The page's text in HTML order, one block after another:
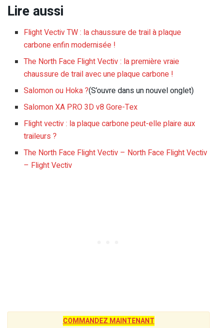
Lire aussi
Flight Vectiv TW : la chaussure de trail à plaque
carbone enfin modernisée !
The North Face Flight Vectiv : la première vraie
chaussure de trail avec une plaque carbone !
Salomon ou Hoka ?(S’ouvre dans un nouvel onglet)
Salomon XA PRO 3D v8 Gore-Tex
Flight vectiv : la plaque carbone peut-elle plaire aux
traileurs ?
The North Face Flight Vectiv – North Face Flight Vectiv
– Flight Vectiv
COMMANDEZ MAINTENANT